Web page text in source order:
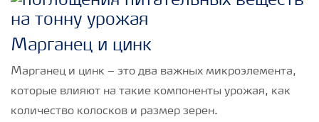
Марганец и цинк
Марганец и цинк – это два важных микроэлемента,
которые влияют на такие компоненты урожая, как
количество колосков и размер зерен.